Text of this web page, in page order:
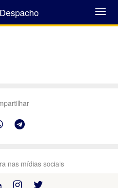
Abrir
Menu
nas mídias sociais